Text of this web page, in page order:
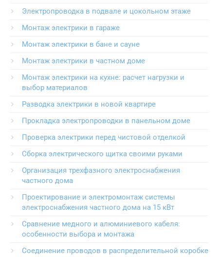
Электропроводка в подвале и цокольном этаже
Монтаж электрики в гараже
Монтаж электрики в бане и сауне
Монтаж электрики в частном доме
Монтаж электрики на кухне: расчет нагрузки и
выбор материалов
Разводка электрики в новой квартире
Прокладка электропроводки в панельном доме
Проверка электрики перед чистовой отделкой
Сборка электрического щитка своими руками
Организация трехфазного электроснабжения
частного дома
Проектирование и электромонтаж системы
электроснабжения частного дома на 15 кВт
Сравнение медного и алюминиевого кабеля:
особенности выбора и монтажа
Соединение проводов в распределительной коробке